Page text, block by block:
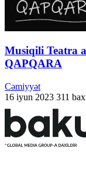
Musiqili Teatra
QAPQARA
Cəmiyyət
16 iyun 2023 311